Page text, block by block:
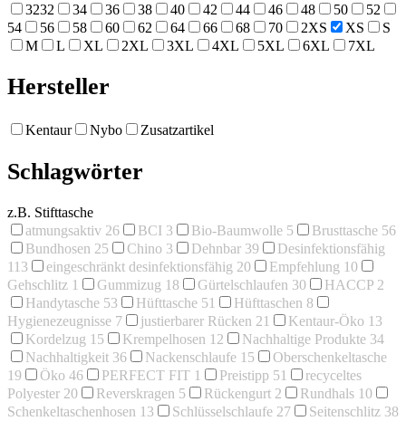
3232 34 36 38 40 42 44 46 48 50
52
54
56 58 60 62 64 66 68 70 2XS XS
S
M
L XL 2XL 3XL 4XL 5XL 6XL 7XL
Hersteller
Kentaur Nybo Zusatzartikel
Schlagwörter
z.B. Stifttasche
atmungsaktiv 26 BCI 3 Bio-Baumwolle 5 Brusttasche 56
Bundhosen 25 Chino 3 Dehnbar 39
Desinfektionsfähig
113
eingeschränkt desinfektionsfähig 20 Empfehlung 10
Gehschlitz 1 Gummizug 18 Gürtelschlaufen 30 HACCP 2
Handytasche 53 Hüfttasche 51 Hüfttaschen 8
Hygienezeugnisse 7 justierbarer Rücken 21 Kentaur-Öko 13
Kordelzug 15 Krempelhosen 12 Nachhaltige Produkte 34
Nachhaltigkeit 36 Nackenschlaufe 15
Oberschenkeltasche
19
Öko 46 PERFECT FIT 1 Preistipp 51
recyceltes
Polyester 20 Reverskragen 5 Rückengurt 2 Rundhals 10
Schenkeltaschenhosen 13 Schlüsselschlaufe 27 Seitenschlitz 38